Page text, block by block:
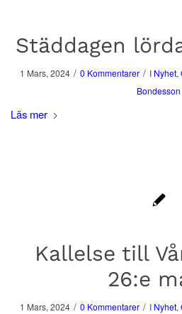
Städdagen
1 Mars, 2024 / 0 Kommentarer / I Nyhet,
Bondesson
Läs mer
Kallelse till
26:e
1 Mars, 2024 / 0 Kommentarer / I Nyhet,